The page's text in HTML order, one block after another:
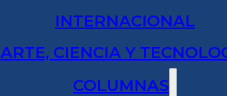
INTERNACIONAL
ARTE, CIENCIA Y
COLUMNAS